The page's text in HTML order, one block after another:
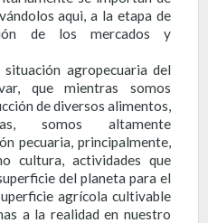
aqui, a la etapa de
de los mercados y
agropecuaria del
que mientras somos
de diversos alimentos,
somos altamente
pecuaria, principalmente,
cultura, actividades que
del planeta para el
agrícola cultivable
a la realidad en nuestro